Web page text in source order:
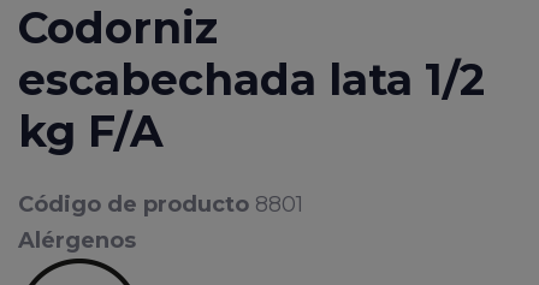
Codorniz
escabechada lata 1/2
kg F/A
Código de producto 8801
Alérgenos